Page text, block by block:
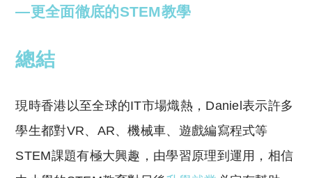
—更全面徹底的STEM教學
總結
現時香港以至全球的IT市場熾熱，Daniel表示許多
學生都對VR、AR、機械車、遊戲編寫程式等
STEM課題有極大興趣，由學習原理到運用，相信